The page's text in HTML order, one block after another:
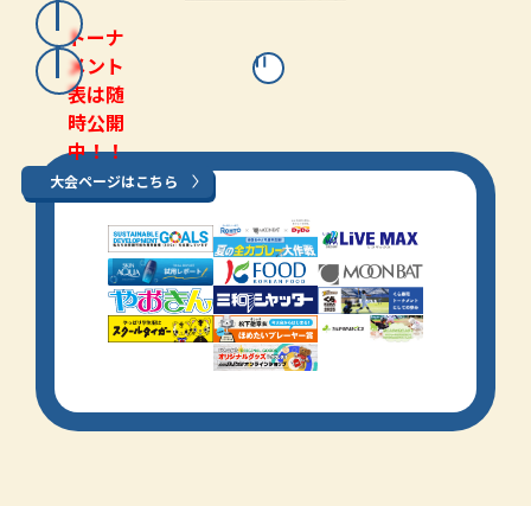
トーナ
メント
表は随
時公開
中！！
大会ページはこちら